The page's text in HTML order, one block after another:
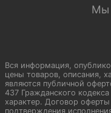
Мы
Вся информация,
цены товаров, описания,
являются публичной
437 Гражданского
характер. Договор
подтверждения